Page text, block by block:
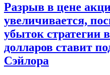
Разрыв в цене
увеличивается,
убыток стратегии
долларов ставит
Сэйлора